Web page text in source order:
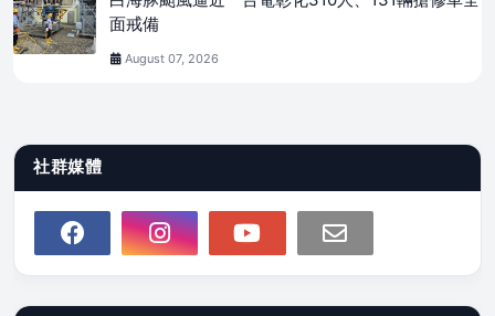
面戒備
August 07, 2026
社群媒體